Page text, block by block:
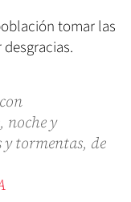
tomar las
noche y
y tormentas, de